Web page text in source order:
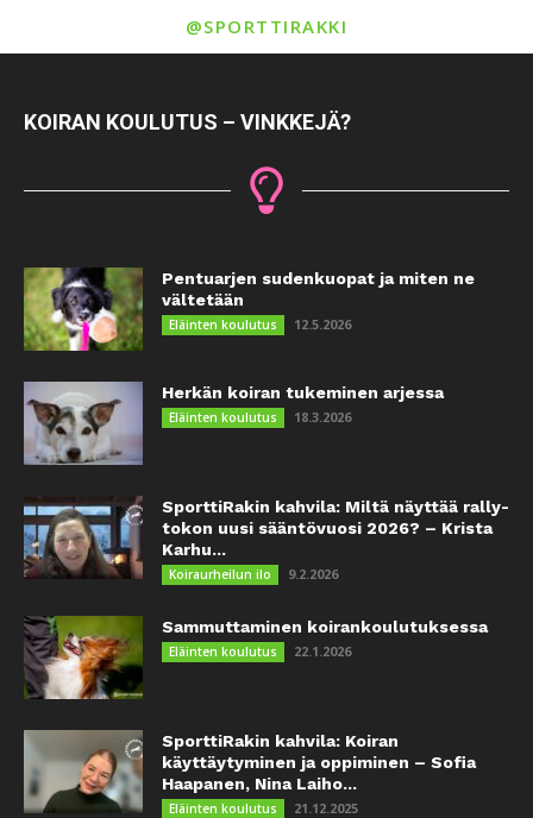
@SPORTTIRAKKI
KOIRAN KOULUTUS – VINKKEJÄ?
Pentuarjen sudenkuopat ja miten ne
vältetään
Eläinten koulutus 12.5.2026
Herkän koiran tukeminen arjessa
Eläinten koulutus 18.3.2026
SporttiRakin kahvila: Miltä näyttää rally-
tokon uusi sääntövuosi 2026? – Krista
Karhu...
Koiraurheilun ilo 9.2.2026
Sammuttaminen koirankoulutuksessa
Eläinten koulutus 22.1.2026
SporttiRakin kahvila: Koiran
käyttäytyminen ja oppiminen – Sofia
Haapanen, Nina Laiho...
Eläinten koulutus 21.12.2025